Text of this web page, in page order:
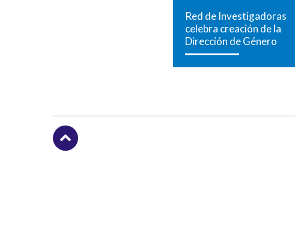
Red de Investigadoras
celebra creación de la
Dirección de Género